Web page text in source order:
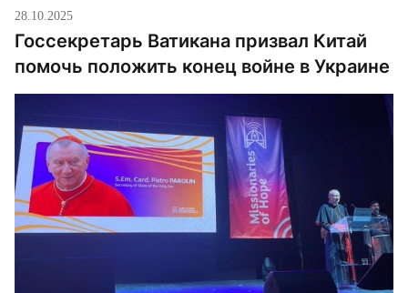
28.10.2025
Госсекретарь Ватикана призвал Китай
помочь положить конец войне в Украине